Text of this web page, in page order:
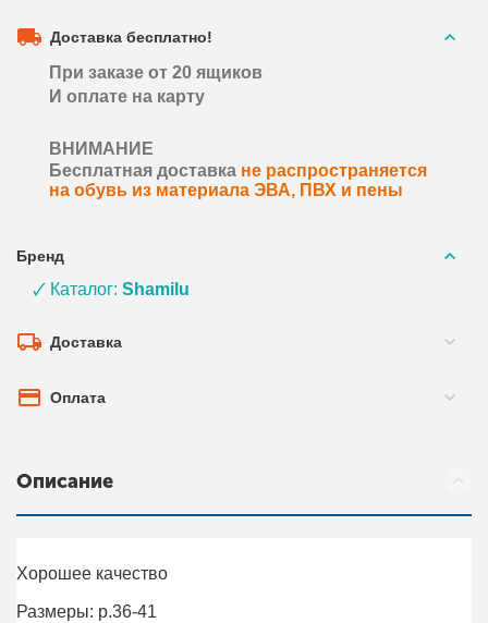
Доставка бесплатно!
При заказе от 20 ящиков
И оплате на карту
ВНИМАНИЕ
Бесплатная доставка не распространяется
на обувь из материала ЭВА, ПВХ и пены
Бренд
🗸 Каталог:Shamilu
Доставка
Оплата
Описание
Хорошее качество
Размеры: р.36-41